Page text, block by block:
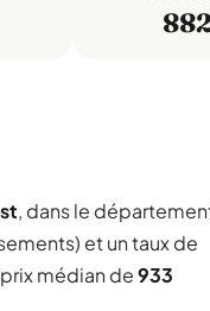
, dans le
et un taux de
médian de933